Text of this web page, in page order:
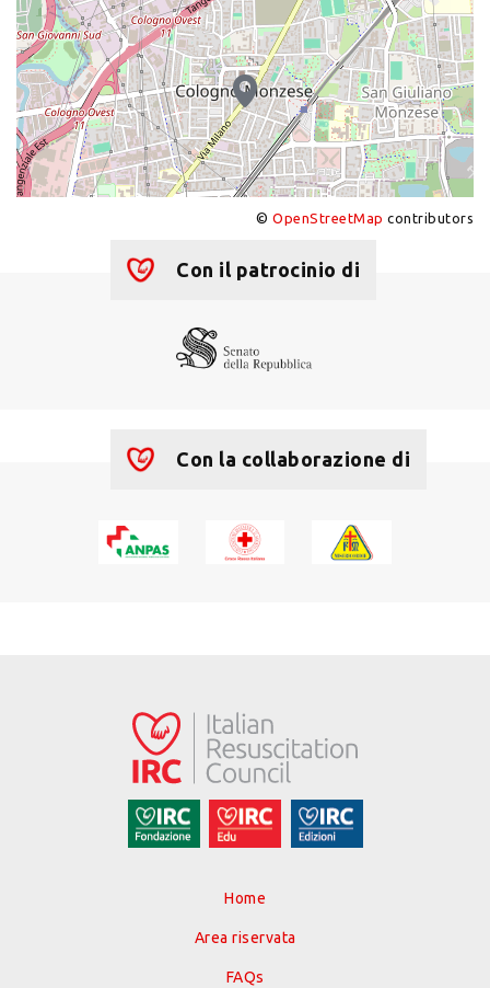
© OpenStreetMap contributors
Con il patrocinio di
Con la collaborazione di
Home
Area riservata
FAQs